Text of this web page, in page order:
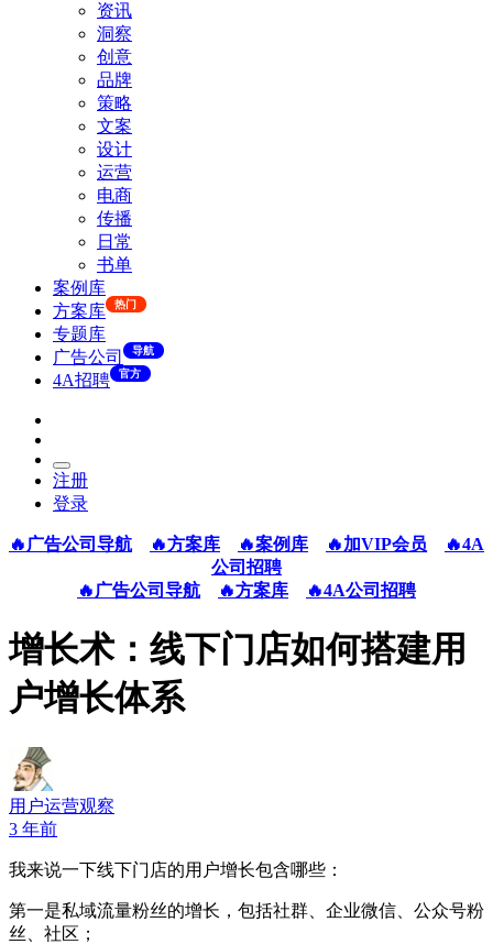
资讯
洞察
创意
品牌
策略
文案
设计
运营
电商
传播
日常
书单
案例库
方案库
热门
专题库
广告公司
导航
4A招聘 官方
注册
登录
🔥广告公司导航 🔥方案库 🔥案例库 🔥加VIP会员
🔥4A
公司招聘
🔥广告公司导航
🔥方案库 🔥4A公司招聘
增长术：线下门店如何搭建用
户增长体系
用户运营观察
3 年前
我来说一下线下门店的用户增长包含哪些：
第一是私域流量粉丝的增长，包括社群、企业微信、公众号粉
丝、社区；